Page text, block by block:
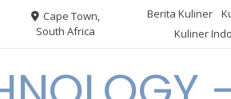
Cape Town,
South Africa
Berita Kuliner
Kuliner